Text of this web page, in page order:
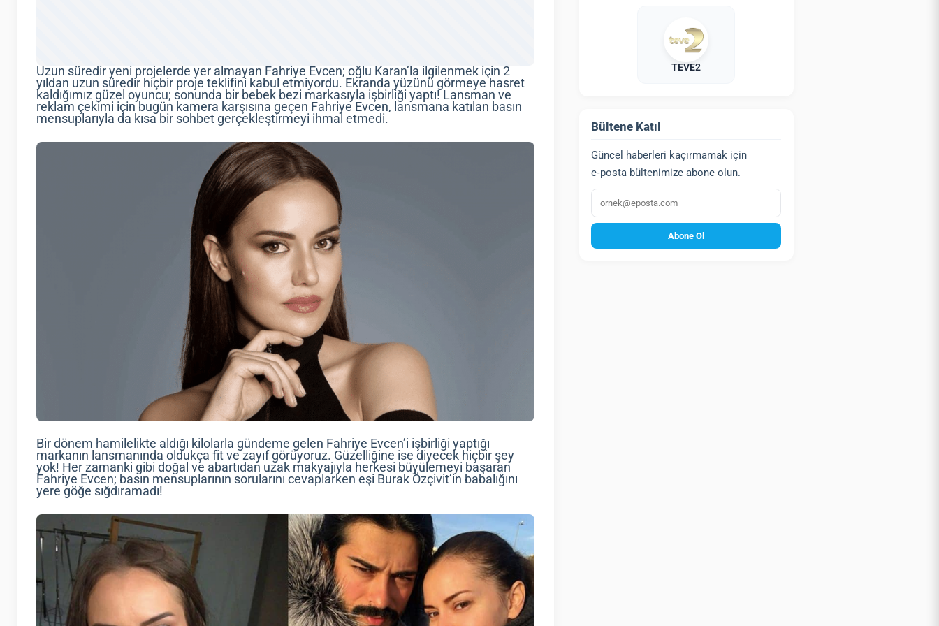
Uzun süredir yeni projelerde yer almayan Fahriye Evcen; oğlu Karan’la ilgilenmek için 2
yıldan uzun süredir hiçbir proje teklifini kabul etmiyordu. Ekranda yüzünü görmeye hasret
kaldığımız güzel oyuncu; sonunda bir bebek bezi markasıyla işbirliği yaptı! Lansman ve
reklam çekimi için bugün kamera karşısına geçen Fahriye Evcen, lansmana katılan basın
mensuplarıyla da kısa bir sohbet gerçekleştirmeyi ihmal etmedi.
Bir dönem hamilelikte aldığı kilolarla gündeme gelen Fahriye Evcen’i işbirliği yaptığı
markanın lansmanında oldukça fit ve zayıf görüyoruz. Güzelliğine ise diyecek hiçbir şey
yok! Her zamanki gibi doğal ve abartıdan uzak makyajıyla herkesi büyülemeyi başaran
Fahriye Evcen; basın mensuplarının sorularını cevaplarken eşi Burak Özçivit’in babalığını
yere göğe sığdıramadı!
TEVE2
Bültene Katıl
Güncel haberleri kaçırmamak için
e‑posta bültenimize abone olun.
E‑posta
Abone Ol